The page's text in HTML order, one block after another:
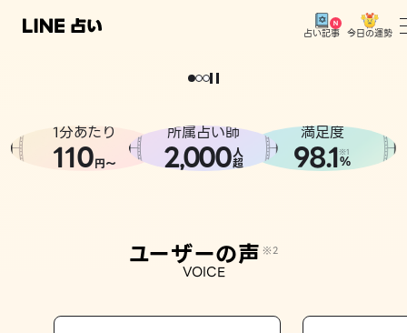
占い記事 今日の運勢
相談事例
どうせなら
。
1分あたり
110円〜
所属占い師
2,000人
超
満足度
98.1※1
%
ユーザーの声 ※2
VOICE